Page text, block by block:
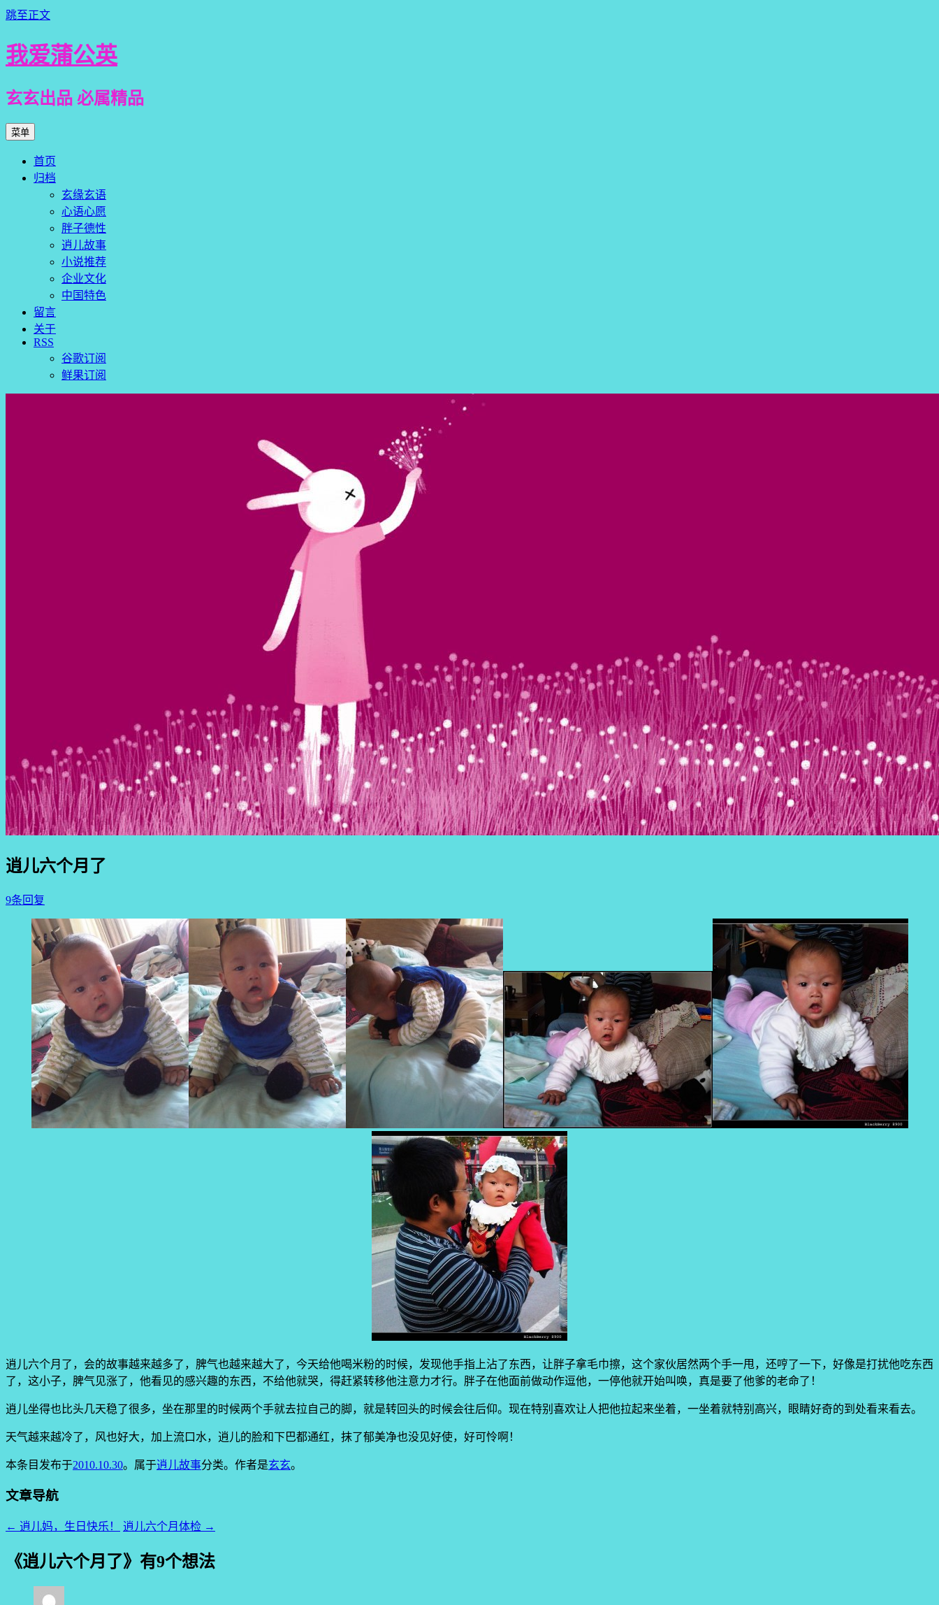
跳至正文
我爱蒲公英
玄玄出品 必属精品
菜单
首页
归档
玄缘玄语
心语心愿
胖子德性
逍儿故事
小说推荐
企业文化
中国特色
留言
关于
RSS
谷歌订阅
鲜果订阅
逍儿六个月了
9条回复
逍儿六个月了，会的故事越来越多了，脾气也越来越大了，今天给他喝米粉的时候，发现他手指上沾了东西，让胖子拿毛巾擦，这个家伙居然两个手一甩，还哼了一下，好像是打扰他吃东西
了，这小子，脾气见涨了，他看见的感兴趣的东西，不给他就哭，得赶紧转移他注意力才行。胖子在他面前做动作逗他，一停他就开始叫唤，真是要了他爹的老命了！
逍儿坐得也比头几天稳了很多，坐在那里的时候两个手就去拉自己的脚，就是转回头的时候会往后仰。现在特别喜欢让人把他拉起来坐着，一坐着就特别高兴，眼睛好奇的到处看来看去。
天气越来越冷了，风也好大，加上流口水，逍儿的脸和下巴都通红，抹了郁美净也没见好使，好可怜啊！
本条目发布于2010.10.30。属于逍儿故事分类。 作者是玄玄。
文章导航
← 逍儿妈，生日快乐！ 逍儿六个月体检 →
《逍儿六个月了》有9个想法